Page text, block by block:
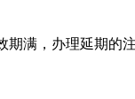
期满，办理延期的